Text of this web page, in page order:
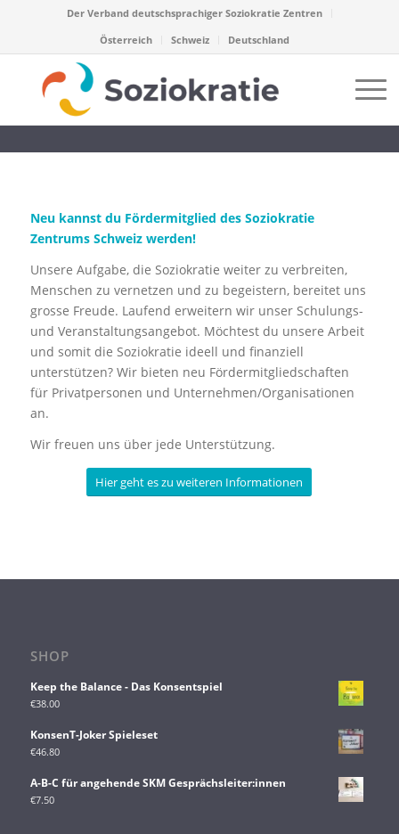
Der Verband deutschsprachiger Soziokratie Zentren
Österreich
Schweiz Deutschland
Neu kannst du Fördermitglied des Soziokratie
Zentrums Schweiz werden!
Unsere Aufgabe, die Soziokratie weiter zu verbreiten,
Menschen zu vernetzen und zu begeistern, bereitet uns
grosse Freude. Laufend erweitern wir unser Schulungs-
und Veranstaltungsangebot. Möchtest du unsere Arbeit
und somit die Soziokratie ideell und finanziell
unterstützen? Wir bieten neu Fördermitgliedschaften
für Privatpersonen und Unternehmen/Organisationen
an.
Wir freuen uns über jede Unterstützung.
Hier geht es zu weiteren Informationen
SHOP
Keep the Balance - Das Konsentspiel
€38.00
KonsenT-Joker Spieleset
€46.80
A-B-C für angehende SKM Gesprächsleiter:innen
€7.50